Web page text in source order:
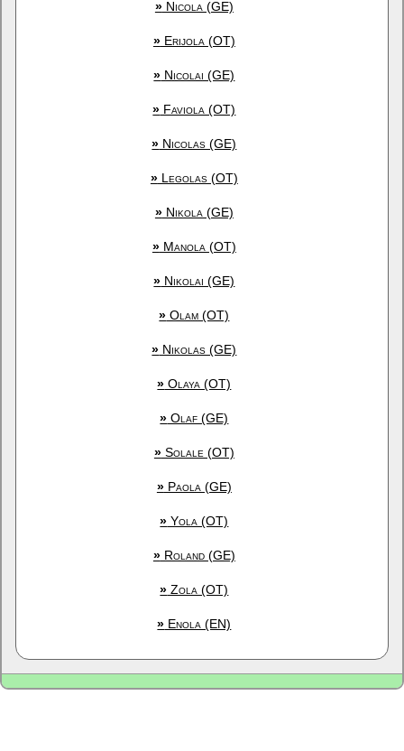
»Nicola (GE)
»Erijola (OT)
» Nicolai (GE)
» Faviola (OT)
» Nicolas (GE)
»Legolas (OT)
»Nikola (GE)
»Manola (OT)
» Nikolai (GE)
» Olam (OT)
» Nikolas (GE)
» Olaya (OT)
» Olaf (GE)
»Solale (OT)
»Paola (GE)
» Yola (OT)
»Roland (GE)
» Zola (OT)
» Enola (EN)